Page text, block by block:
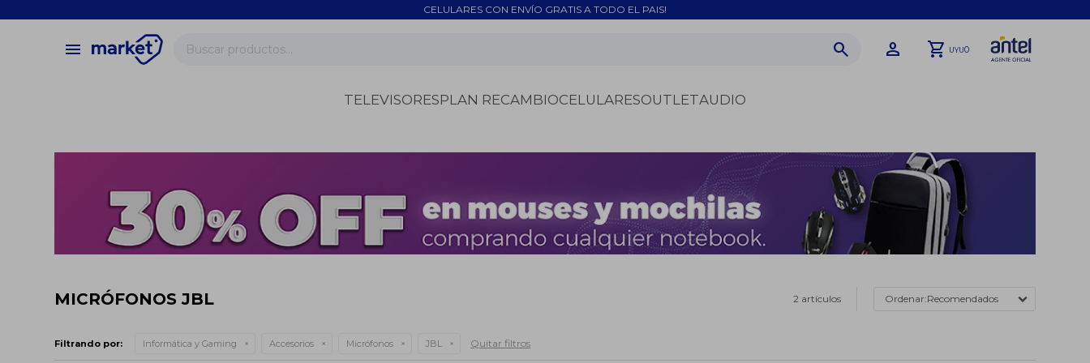
CELULARES CON ENVÍO GRATIS A TODO EL PAIS!
menu UYU0
TELEVISORESPLAN RECAMBIOCELULARESOUTLETAUDIO
MICRÓFONOS JBL 2 artículos Recomendados
Filtrando por: Informática y Gaming Accesorios Micrófonos JBL Quitar filtros
close
store